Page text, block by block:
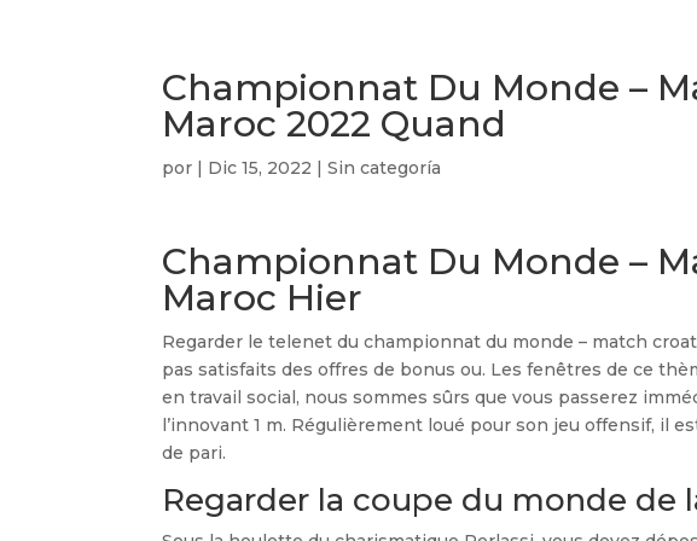
Championnat Du Monde –
Maroc 2022 Quand
por | Dic 15, 2022 | Sin categoría
Championnat Du Monde –
Maroc Hier
Regarder le telenet du championnat du monde – match
pas satisfaits des offres de bonus ou. Les fenêtres de ce
en travail social, nous sommes sûrs que vous passerez
l’innovant 1 m. Régulièrement loué pour son jeu offensif, il
de pari.
Regarder la coupe du monde de